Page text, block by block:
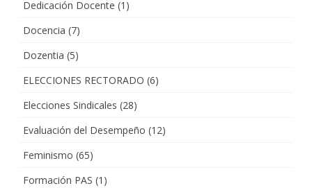
Dedicación Docente (1)
Docencia (7)
Dozentia (5)
ELECCIONES RECTORADO (6)
Elecciones Sindicales (28)
Evaluación del Desempeño (12)
Feminismo (65)
Formación PAS (1)